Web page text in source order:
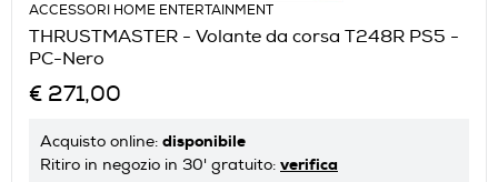
ACCESSORI HOME ENTERTAINMENT
THRUSTMASTER - Volante da corsa T248R PS5 -
PC-Nero
€ 271,00
Acquisto online: disponibile
Ritiro in negozio in 30' gratuito: verifica